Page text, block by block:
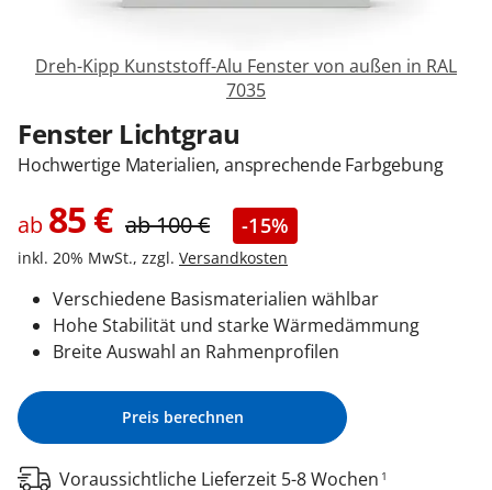
Anmelden / Registrieren
Dreh-Kipp Kunststoff-Alu Fenster von außen in RAL
7035
Fenster Lichtgrau
Hochwertige Materialien, ansprechende Farbgebung
ab 85€ ab100€ -15%
inkl. 20% MwSt., zzgl. Versandkosten
Verschiedene Basismaterialien wählbar
Hohe Stabilität und starke Wärmedämmung
Breite Auswahl an Rahmenprofilen
Preis berechnen
Voraussichtliche Lieferzeit 5-8 Wochen 1